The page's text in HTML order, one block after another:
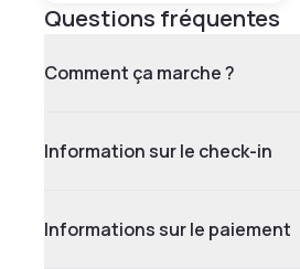
Questions fréquentes
Comment ça marche ?
Information sur le check-in
Informations sur le paiement